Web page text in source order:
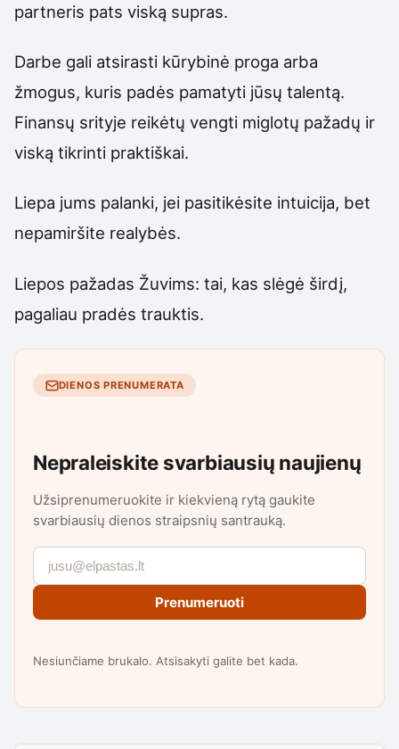
partneris pats viską supras.
Darbe gali atsirasti kūrybinė proga arba
žmogus, kuris padės pamatyti jūsų talentą.
Finansų srityje reikėtų vengti miglotų pažadų ir
viską tikrinti praktiškai.
Liepa jums palanki, jei pasitikėsite intuicija, bet
nepamiršite realybės.
Liepos pažadas Žuvims: tai, kas slėgė širdį,
pagaliau pradės trauktis.
DIENOS PRENUMERATA
Nepraleiskite svarbiausių naujienų
Užsiprenumeruokite ir kiekvieną rytą gaukite
svarbiausių dienos straipsnių santrauką.
Prenumeruoti
Nesiunčiame brukalo. Atsisakyti galite bet kada.